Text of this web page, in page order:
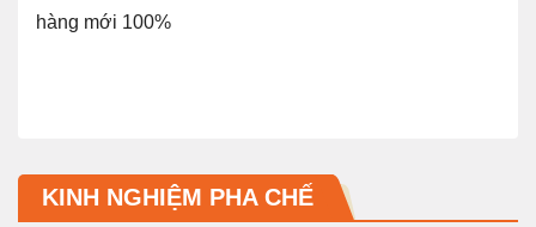
hàng mới 100%
KINH NGHIỆM PHA CHẾ